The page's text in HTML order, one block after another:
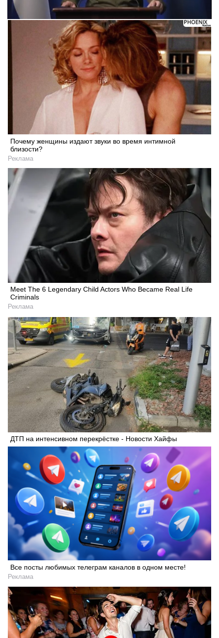
Следующее видео через 5 Отмена
Почему женщины издают звуки во время интимной
близости?
Реклама
Meet The 6 Legendary Child Actors Who Became Real Life
Criminals
Реклама
ДТП на интенсивном перекрёстке - Новости Хайфы
Все посты любимых телеграм каналов в одном месте!
Реклама